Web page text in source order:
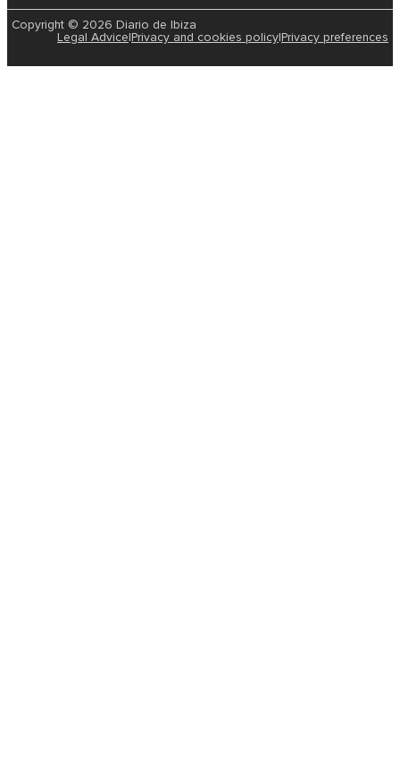
Copyright © 2026 Diario de Ibiza
Legal Advice|Privacy and cookies policy|Privacy preferences